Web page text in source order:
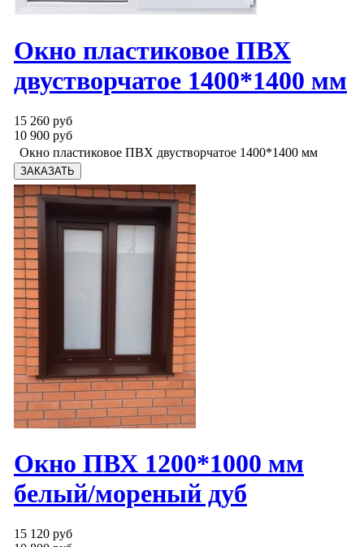
Окно пластиковое ПВХ
двустворчатое 1400*1400 мм
15 260 руб
10 900 руб
Окно пластиковое ПВХ двустворчатое 1400*1400 мм
Окно ПВХ 1200*1000 мм
белый/мореный дуб
15 120 руб